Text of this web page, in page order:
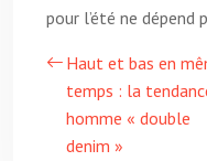
pour l’été ne dépend
Haut et bas en
temps : la
homme « double
denim »